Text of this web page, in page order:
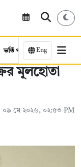
ভর্তি পরীক্ষা কর্মসংস্থান
Eng
মূলহোতা
০৯ মে ২০২৬, ০২:৫৩ PM